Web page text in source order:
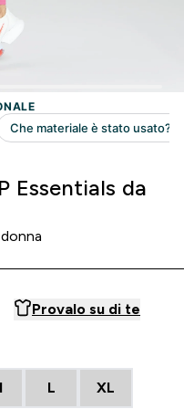
Essentials da
Provalo su di te
L XL